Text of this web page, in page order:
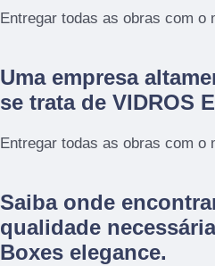
Entregar todas as obras com o
Uma empresa
se trata de VIDROS
Entregar todas as obras com o
Saiba onde
qualidade
Boxes elegance.